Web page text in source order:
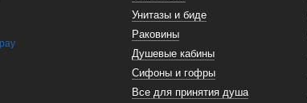
Унитазы и биде
Раковины
Душевые кабины
Сифоны и гофры
Все для принятия душа